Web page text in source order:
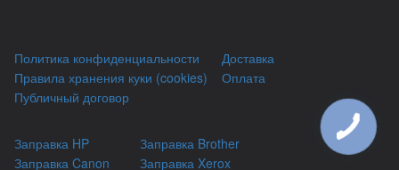
Политика конфиденциальности
Правила хранения куки (cookies)
Публичный договор
Доставка
Оплата
Заправка HP
Заправка Canon
Заправка Brother
Заправка Xerox